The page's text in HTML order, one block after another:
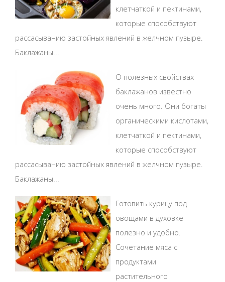
клетчаткой и пектинами,
которые способствуют
рассасыванию застойных явлений в желчном пузыре.
Баклажаны...
О полезных свойствах
баклажанов известно
очень много. Они богаты
органическими кислотами,
клетчаткой и пектинами,
которые способствуют
рассасыванию застойных явлений в желчном пузыре.
Баклажаны...
Готовить курицу под
овощами в духовке
полезно и удобно.
Сочетание мяса с
продуктами
растительного